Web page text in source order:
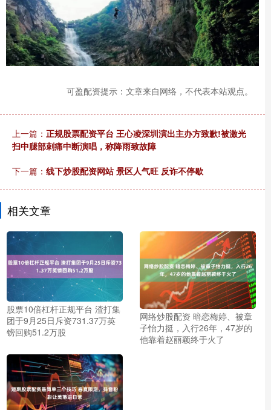
可盈配资提示：文章来自网络，不代表本站观点。
上一篇： 正规股票配资平台 王心凌深圳演出主办方致歉!被激光
扫中腿部刺痛中断演唱，称降雨致故障
下一篇： 线下炒股配资网站 景区人气旺 反诈不停歇
相关文章
股票10倍杠杆正规平台 渣打集
团于9月25日斥资731.37万英
镑回购51.2万股
网络炒股配资 暗恋梅婷、被章
子怡力挺，入行26年，47岁的
他靠着赵丽颖终于火了